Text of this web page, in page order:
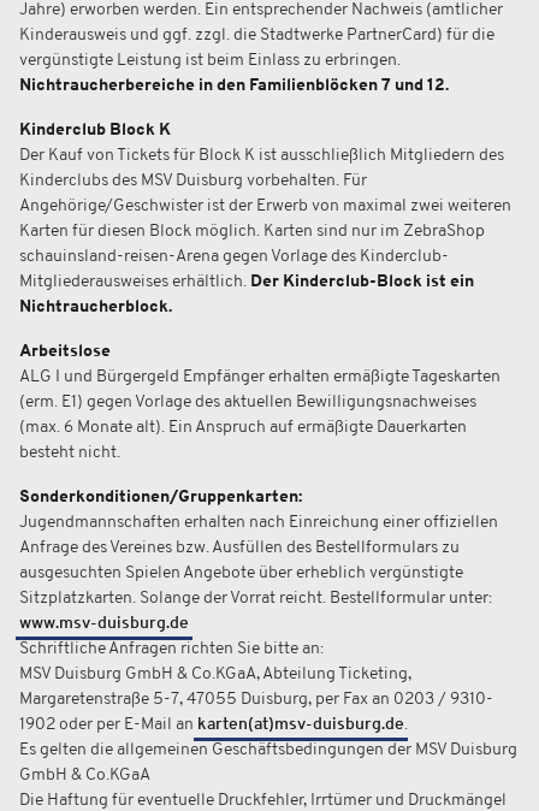
Jahre) erworben werden. Ein entsprechender Nachweis (amtlicher
Kinderausweis und ggf. zzgl. die Stadtwerke PartnerCard) für die
vergünstigte Leistung ist beim Einlass zu erbringen.
Nichtraucherbereiche in den Familienblöcken 7 und 12.
Kinderclub Block K
Der Kauf von Tickets für Block K ist ausschließlich Mitgliedern des
Kinderclubs des MSV Duisburg vorbehalten. Für
Angehörige/Geschwister ist der Erwerb von maximal zwei weiteren
Karten für diesen Block möglich. Karten sind nur im ZebraShop
schauinsland-reisen-Arena gegen Vorlage des Kinderclub-
Mitgliederausweises erhältlich. Der Kinderclub-Block ist ein
Nichtraucherblock.
Arbeitslose
ALG I und Bürgergeld Empfänger erhalten ermäßigte Tageskarten
(erm. E1) gegen Vorlage des aktuellen Bewilligungsnachweises
(max. 6 Monate alt). Ein Anspruch auf ermäßigte Dauerkarten
besteht nicht.
Sonderkonditionen/Gruppenkarten:
Jugendmannschaften erhalten nach Einreichung einer offiziellen
Anfrage des Vereines bzw. Ausfüllen des Bestellformulars zu
ausgesuchten Spielen Angebote über erheblich vergünstigte
Sitzplatzkarten. Solange der Vorrat reicht. Bestellformular unter:
www.msv-duisburg.de
Schriftliche Anfragen richten Sie bitte an:
MSV Duisburg GmbH & Co.KGaA, Abteilung Ticketing,
Margaretenstraße 5-7, 47055 Duisburg, per Fax an 0203 / 9310-
1902 oder per E-Mail an karten(at)msv-duisburg.de.
Es gelten die allgemeinen Geschäftsbedingungen der MSV Duisburg
GmbH & Co.KGaA
Die Haftung für eventuelle Druckfehler, Irrtümer und Druckmängel